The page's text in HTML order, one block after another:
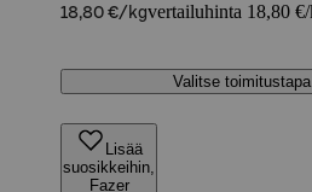
18,80 €/kgvertailuhinta 18,80
Valitse toimitustapa
Lisää
suosikkeihin,
Fazer